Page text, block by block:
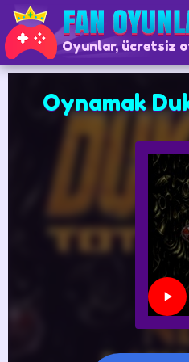
Oyunlar, ücretsiz
Oynamak